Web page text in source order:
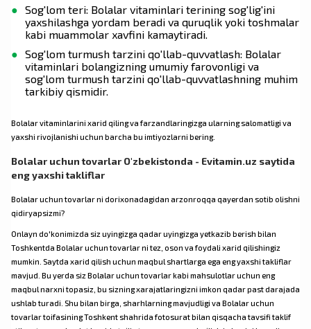
Sog'lom teri: Bolalar vitaminlari terining sog'lig'ini
yaxshilashga yordam beradi va quruqlik yoki toshmalar
kabi muammolar xavfini kamaytiradi.
Sog'lom turmush tarzini qo'llab-quvvatlash: Bolalar
vitaminlari bolangizning umumiy farovonligi va
sog'lom turmush tarzini qo'llab-quvvatlashning muhim
tarkibiy qismidir.
Bolalar vitaminlarini xarid qiling va farzandlaringizga ularning salomatligi va
yaxshi rivojlanishi uchun barcha bu imtiyozlarni bering.
Bolalar uchun tovarlar O'zbekistonda - Evitamin.uz saytida
eng yaxshi takliflar
Bolalar uchun tovarlar ni dorixonadagidan arzonroqqa qayerdan sotib olishni
qidiryapsizmi?
Onlayn do'konimizda siz uyingizga qadar uyingizga yetkazib berish bilan
Toshkentda Bolalar uchun tovarlar ni tez, oson va foydali xarid qilishingiz
mumkin. Saytda xarid qilish uchun maqbul shartlarga ega eng yaxshi takliflar
mavjud. Bu yerda siz Bolalar uchun tovarlar kabi mahsulotlar uchun eng
maqbul narxni topasiz, bu sizning xarajatlaringizni imkon qadar past darajada
ushlab turadi. Shu bilan birga, sharhlarning mavjudligi va Bolalar uchun
tovarlar toifasining Toshkent shahrida fotosurat bilan qisqacha tavsifi taklif